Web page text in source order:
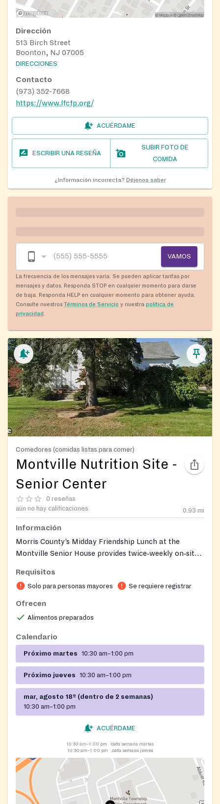
Dirección
513 Birch Street
Boonton, NJ 07005
DIRECCIONES
Contacto
(973) 352-7668
https://www.lfcfp.org/
ACUÉRDAME
ESCRIBIR UNA RESEÑA
SUBIR FOTO DE
COMIDA
¿Información incorrecta? Déjenos saber
VAMOS
La frecuencia de los mensajes varía. Se pueden aplicar tarifas por
mensajes y datos. Responda STOP en cualquier momento para darse
de baja. Responda HELP en cualquier momento para obtener ayuda.
Consulte nuestros Términos de Servicio y nuestra política de
privacidad
Comedores (comidas listas para comer)
Montville Nutrition Site -
Senior Center
0 reseñas
aún no hay calificaciones
0.93 mi
Información
Morris County’s Midday Friendship Lunch at the
Montville Senior House provides twice‑weekly on‑site
are free with a suggested $2 donation and new
participants must register with the site.
Requisitos
Solo para personas mayores Se requiere registrar
Ofrecen
Alimentos preparados
Calendario
Próximo martes 10:30 am–1:00 pm
Próximo jueves 10:30 am–1:00 pm
mar, agosto 18º (dentro de 2 semanas)
10:30 am–1:00 pm
ACUÉRDAME
10:30 am–1:00 pm
cada semana martes
10:30 am–1:00 pm
cada semana jueves